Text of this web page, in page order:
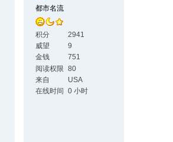
都市名流
积分
2941
威望
9
金钱
751
阅读权限 80
来自
USA
在线时间
0 小时